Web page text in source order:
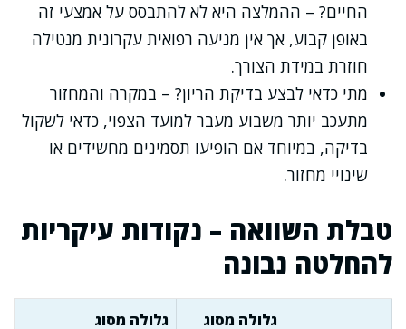
החיים? – ההמלצה היא לא להתבסס על אמצעי זה
באופן קבוע, אך אין מניעה רפואית עקרונית מנטילה
חוזרת במידת הצורך.
מתי כדאי לבצע בדיקת הריון? – במקרה והמחזור
מתעכב יותר משבוע מעבר למועד הצפוי, כדאי לשקול
בדיקה, במיוחד אם הופיעו תסמינים מחשידים או
שינויי מחזור.
טבלת השוואה – נקודות עיקריות
להחלטה נבונה
גלולה מסוג גלולה מסוג